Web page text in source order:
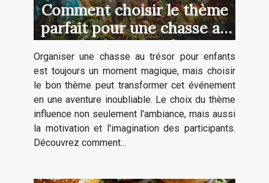
Comment choisir le thème
parfait pour une chasse au
trésor pour enfants
Organiser une chasse au trésor pour enfants
est toujours un moment magique, mais choisir
le bon thème peut transformer cet événement
en une aventure inoubliable. Le choix du thème
influence non seulement l'ambiance, mais aussi
la motivation et l'imagination des participants.
Découvrez comment...